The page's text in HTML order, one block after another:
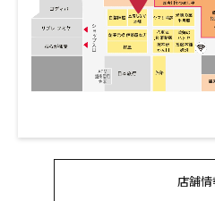
店舗